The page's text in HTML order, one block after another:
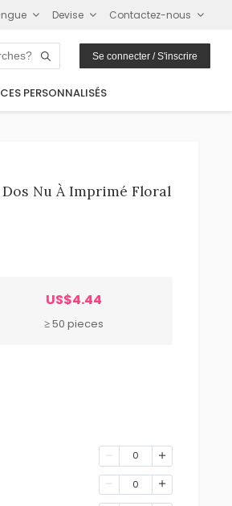
Devise Contactez-nous
Se connecter / S'inscrire
PERSONNALISÉS
Nu À Imprimé Floral
US$4.44
≥ 50 pieces
0
0